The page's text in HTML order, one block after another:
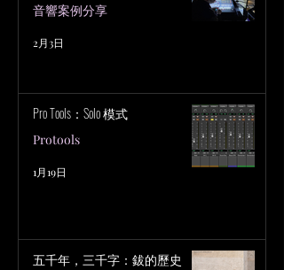
音響案例分享
2月3日
Pro Tools：Solo 模式
Protools
1月19日
五千年，三千字：鈸的歷史